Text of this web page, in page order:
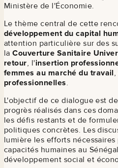
Ministère de l'Économie.
Le thème central de cette
développement du capital
attention particulière sur des
laCouverture Sanitaire
retour, l'insertion
femmes au marché du travail
professionnelles.
L'objectif de ce dialogue est
progrès réalisés dans ces
les défis restants et de
politiques concrètes. Les
lumière les efforts
capacités humaines au
développement social et